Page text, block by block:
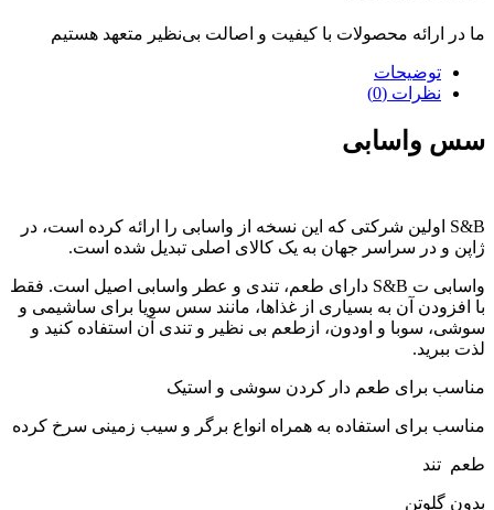
ما در ارائه محصولات با کیفیت و اصالت بی‌نظیر متعهد هستیم
توضیحات
نظرات (0)
سس واسابی
S&B اولین شرکتی که این نسخه از واسابی را ارائه کرده است، در
ژاپن و در سراسر جهان به یک کالای اصلی تبدیل شده است.
واسابی ت S&B دارای طعم، تندی و عطر واسابی اصیل است. فقط
با افزودن آن به بسیاری از غذاها، مانند سس سویا برای ساشیمی و
سوشی، سوبا و اودون، ازطعم بی نظیر و تندی آن استفاده کنید و
لذت ببرید.
مناسب برای طعم دار کردن سوشی و استیک
مناسب برای استفاده به همراه انواع برگر و سیب زمینی سرخ کرده
طعم تند
بدون گلوتن